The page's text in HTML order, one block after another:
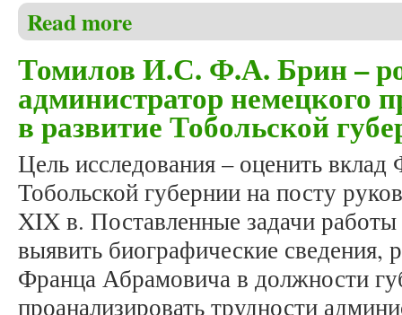
Read more
Томилов И.С. Ф.А. Брин –
администратор немецкого
в развитие Тобольской
Цель исследования – оценить
Тобольской губернии на посту
XIX в. Поставленные задачи
выявить биографические сведения,
Франца Абрамовича в должности
проанализировать трудности